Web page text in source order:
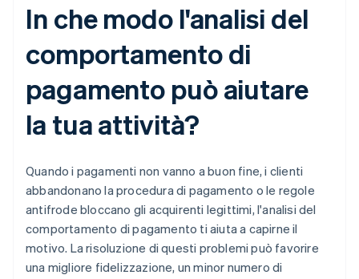
In che modo l'analisi del
comportamento di
pagamento può aiutare
la tua attività?
Quando i pagamenti non vanno a buon fine, i clienti
abbandonano la procedura di pagamento o le regole
antifrode bloccano gli acquirenti legittimi, l'analisi del
comportamento di pagamento ti aiuta a capirne il
motivo. La risoluzione di questi problemi può favorire
una migliore fidelizzazione, un minor numero di